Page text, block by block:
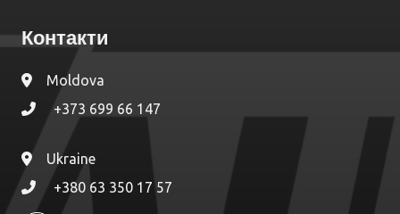
Контакти
Moldova
+373 699 66 147
Ukraine
+380 63 350 17 57